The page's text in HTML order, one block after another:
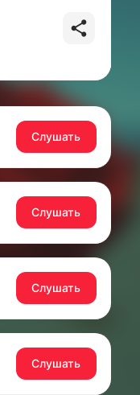
Слушать
Слушать
Слушать
Слушать